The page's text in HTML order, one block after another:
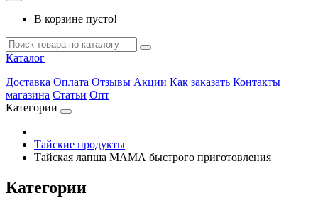
В корзине пусто!
Каталог
Доставка Оплата Отзывы Акции Как заказать Контакты
магазина Статьи Опт
Категории
Тайские продукты
Тайская лапша МАМА быстрого приготовления
Категории